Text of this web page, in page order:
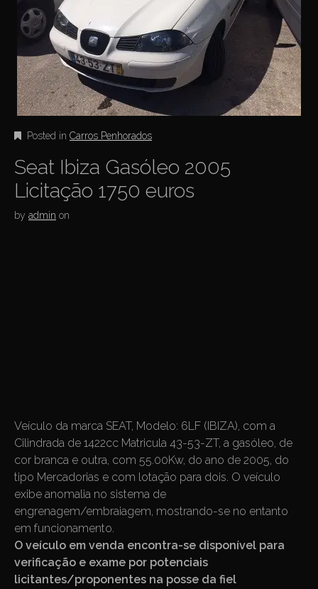
Posted in Carros Penhorados
Seat Ibiza Gasóleo 2005
Licitação 1750 euros
by admin on
Veículo da marca SEAT, Modelo: 6LF (IBIZA), com a
Cilindrada de 1422cc Matricula 43-53-ZT, a gasóleo, de
cor branca e outra, com 55.00Kw, do ano de 2005, do
tipo Mercadorias e com lotação para dois. O veículo
exibe anomalia no sistema de
engrenagem/embraiagem, mostrando-se no entanto
em funcionamento.
O veículo em venda encontra-se disponível para
verificação e exame por potenciais
licitantes/proponentes na posse da fiel